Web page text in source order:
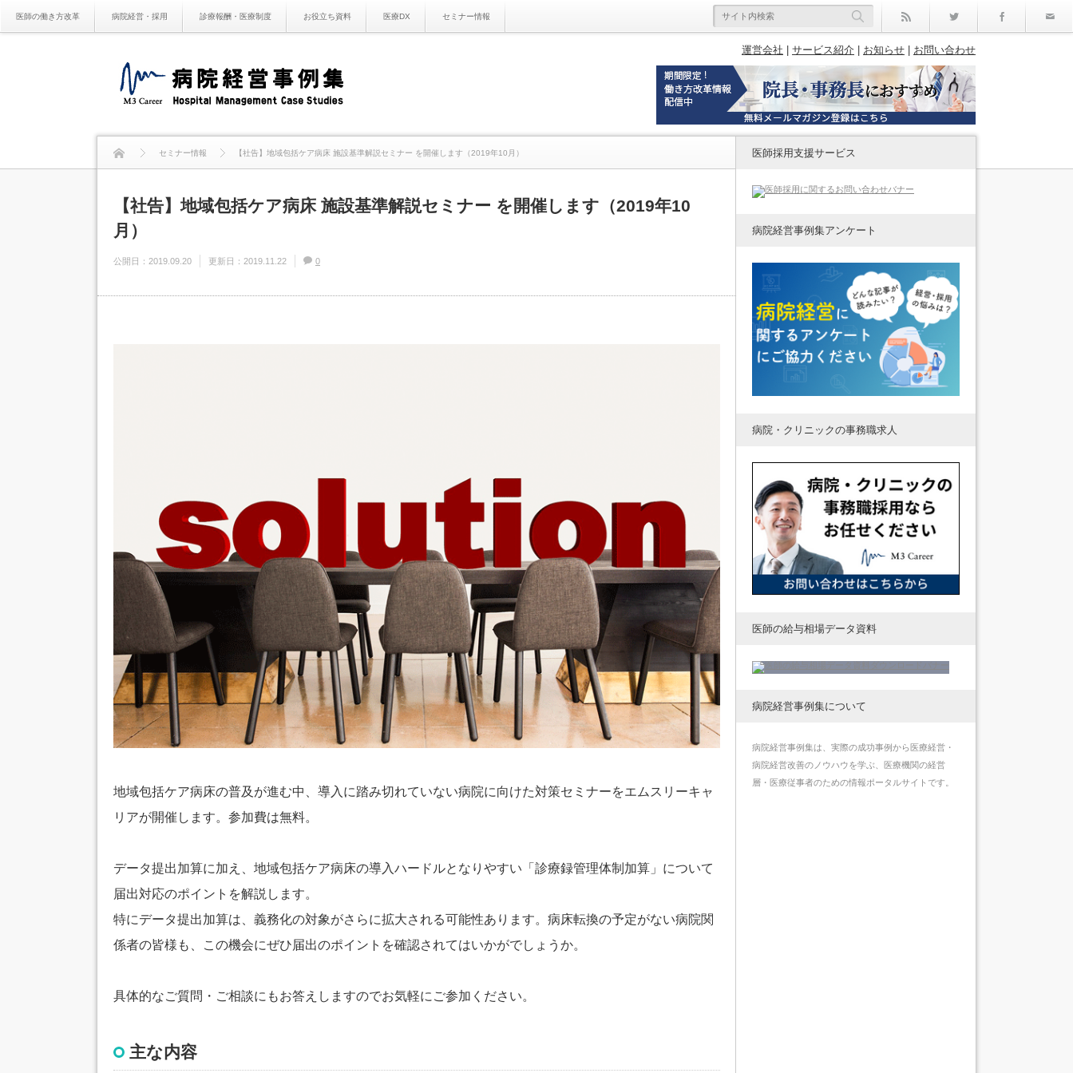
医師の働き方改革 病院経営・採用 診療報酬・医療制度 お役立ち資料 医療DX セミナー情報
運営会社 サービス紹介 お知らせ お問い合わせ
セミナー情報 【社告】地域包括ケア病床 施設基準解説セミナー を開催します（2019年10月）
【社告】地域包括ケア病床 施設基準解説セミナー を開催します（2019年10
月）
公開日： 2019.09.20 更新日： 2019.11.22 0
地域包括ケア病床の普及が進む中、導入に踏み切れていない病院に向けた対策セミナーをエムスリーキャ
リアが開催します。参加費は無料。
データ提出加算に加え、地域包括ケア病床の導入ハードルとなりやすい「診療録管理体制加算」について
届出対応のポイントを解説します。
特にデータ提出加算は、義務化の対象がさらに拡大される可能性あります。病床転換の予定がない病院関
係者の皆様も、この機会にぜひ届出のポイントを確認されてはいかがでしょうか。
具体的なご質問・ご相談にもお答えしますのでお気軽にご参加ください。
主な内容
医師採用支援サービス
病院経営事例集アンケート
病院・クリニックの事務職求人
医師の給与相場データ資料
病院経営事例集について
病院経営事例集は、実際の成功事例から医療経営・
病院経営改善のノウハウを学ぶ、医療機関の経営
層・医療従事者のための情報ポータルサイトです。